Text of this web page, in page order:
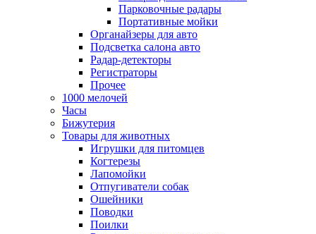
Парковочные радары
Портативные мойки
Органайзеры для авто
Подсветка салона авто
Радар-детекторы
Регистраторы
Прочее
1000 мелочей
Часы
Бижутерия
Товары для животных
Игрушки для питомцев
Когтерезы
Лапомойки
Отпугиватели собак
Ошейники
Поводки
Поилки